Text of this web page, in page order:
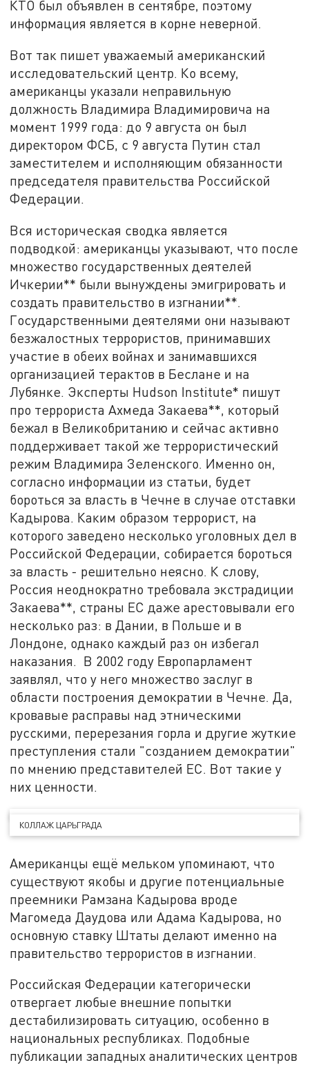
КТО был объявлен в сентябре, поэтому
информация является в корне неверной.
Вот так пишет уважаемый американский
исследовательский центр. Ко всему,
американцы указали неправильную
должность Владимира Владимировича на
момент 1999 года: до 9 августа он был
директором ФСБ, с 9 августа Путин стал
заместителем и исполняющим обязанности
председателя правительства Российской
Федерации.
Вся историческая сводка является
подводкой: американцы указывают, что после
множество государственных деятелей
Ичкерии** были вынуждены эмигрировать и
создать правительство в изгнании**.
Государственными деятелями они называют
безжалостных террористов, принимавших
участие в обеих войнах и занимавшихся
организацией терактов в Беслане и на
Лубянке. Эксперты Hudson Institute* пишут
про террориста Ахмеда Закаева**, который
бежал в Великобританию и сейчас активно
поддерживает такой же террористический
режим Владимира Зеленского. Именно он,
согласно информации из статьи, будет
бороться за власть в Чечне в случае отставки
Кадырова. Каким образом террорист, на
которого заведено несколько уголовных дел в
Российской Федерации, собирается бороться
за власть - решительно неясно. К слову,
Россия неоднократно требовала экстрадиции
Закаева**, страны ЕС даже арестовывали его
несколько раз: в Дании, в Польше и в
Лондоне, однако каждый раз он избегал
наказания. В 2002 году Европарламент
заявлял, что у него множество заслуг в
области построения демократии в Чечне. Да,
кровавые расправы над этническими
русскими, перерезания горла и другие жуткие
преступления стали "созданием демократии"
по мнению представителей ЕС. Вот такие у
них ценности.
КОЛЛАЖ ЦАРЬГРАДА
Американцы ещё мельком упоминают, что
существуют якобы и другие потенциальные
преемники Рамзана Кадырова вроде
Магомеда Даудова или Адама Кадырова, но
основную ставку Штаты делают именно на
правительство террористов в изгнании.
Российская Федерации категорически
отвергает любые внешние попытки
дестабилизировать ситуацию, особенно в
национальных республиках. Подобные
публикации западных аналитических центров